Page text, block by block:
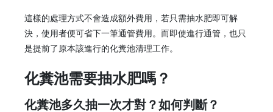
這樣的處理方式不會造成額外費用，若只需抽水肥即可解
決，使用者便可省下一筆通管費用。而即使進行通管，也只
是提前了原本該進行的化糞池清理工作。
化糞池需要抽水肥嗎？
化糞池多久抽一次才對？如何判斷？